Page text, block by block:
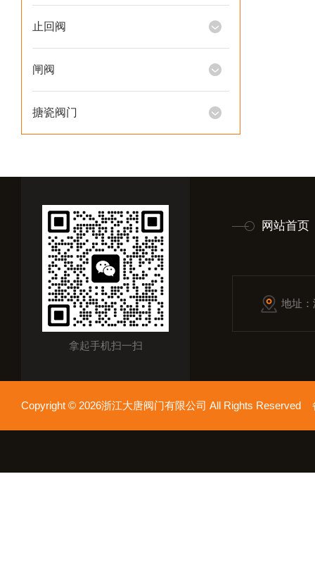
止回阀
闸阀
搪瓷阀门
拿起手机扫一扫
网站首页
地址
Copyright © 2026浙江大唐阀门有限公司 All Rights Reserved